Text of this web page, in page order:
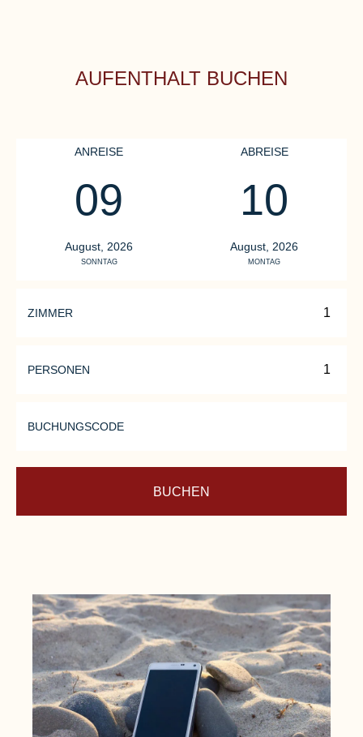
RESTAURANT
Ein Rückzugsort für Genießer und
Highlights und erlesene Weine in
Mehr erfahren
AUFENTHALT BUCHEN
ANREISE
09
August, 2026
SONNTAG
ABREISE
10
August, 2026
MONTAG
ZIMMER
PERSONEN
BUCHUNGSCODE
BUCHEN